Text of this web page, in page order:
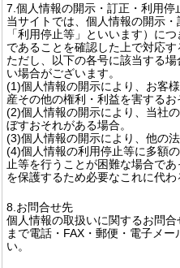
7.個人情報の開示・訂正・利用停
当サイトでは、個人情報の開示
「利用停止等」といいます）に
であることを確認した上で対応す
ただし、以下の各号に該当する
い場合がございます。
(1)個人情報の開示により、お客
産その他の権利・利益を害するお
(2)個人情報の開示により、当社
ぼすおそれがある場合。
(3)個人情報の開示により、他の
(4)個人情報の利用停止等に多額
止等を行うことが困難な場合で
を保護するため必要なこれに代わ
8.お問合せ先
個人情報の取扱いに関するお問
まで電話・FAX・郵便・電子メ
い。